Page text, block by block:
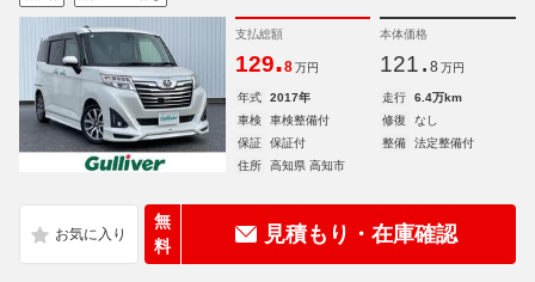
支払総額
129.8 万円
本体価格
121. 8 万円
年式 2017年 走行
6.4万km
車検
車検整備付 修復
なし
保証
保証付 整備
法定整備付
住所
高知県 高知市
無
料
見積もり・在庫確認